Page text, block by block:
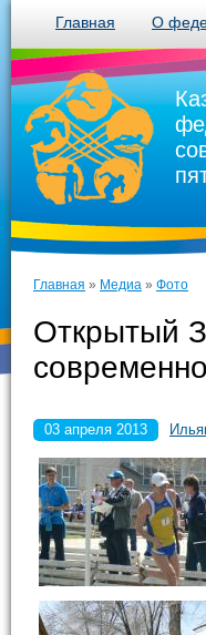
Главная О
Главная » Медиа » Фото
Открытый
03 апреля 2013